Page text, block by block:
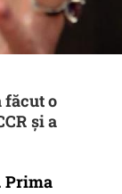
făcut o
şi a
Prima